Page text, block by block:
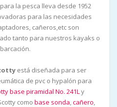
la pesca lleva desde 1952
para las necesidades
cañeros,etc son
tanto para nuestros kayaks o
está diseñada para ser
de pvc o hypalón para
base piramidal No. 241L y
como base sonda cañero